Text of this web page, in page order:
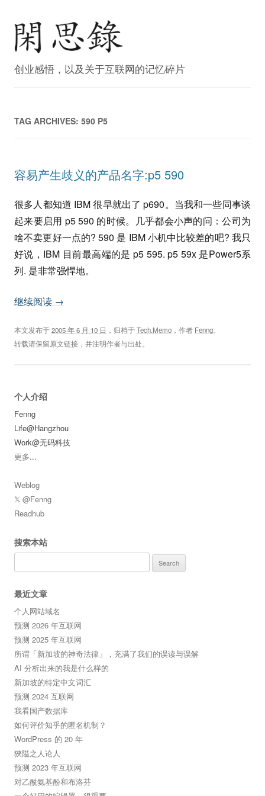
创业感悟，以及关于互联网的记忆碎片
TAG ARCHIVES: 590 P5
容易产生歧义的产品名字:p5 590
很多人都知道 IBM 很早就出了 p690。当我和一些同事谈
起来要启用 p5 590 的时候。几乎都会小声的问：公司为
啥不卖更好一点的? 590 是 IBM 小机中比较差的吧? 我只
好说，IBM 目前最高端的是 p5 595. p5 59x 是Power5系
列. 是非常强悍地。
继续阅读 →
本文发布于2005 年 6 月 10 日 ，归档于Tech.Memo ，作者 Fenng。
转载请保留原文链接，并注明作者与出处。
个人介绍
Fenng
Life@Hangzhou
Work@无码科技
更多...
Weblog
𝕏 @Fenng
Readhub
搜索本站
for:
最近文章
个人网站域名
预测 2026 年互联网
预测 2025 年互联网
所谓「新加坡的神奇法律」，充满了我们的误读与误解
AI 分析出来的我是什么样的
新加坡的特定中文词汇
预测 2024 互联网
我看国产数据库
如何评价知乎的匿名机制？
WordPress 的 20 年
狹隘之人论人
预测 2023 年互联网
对乙酰氨基酚和布洛芬